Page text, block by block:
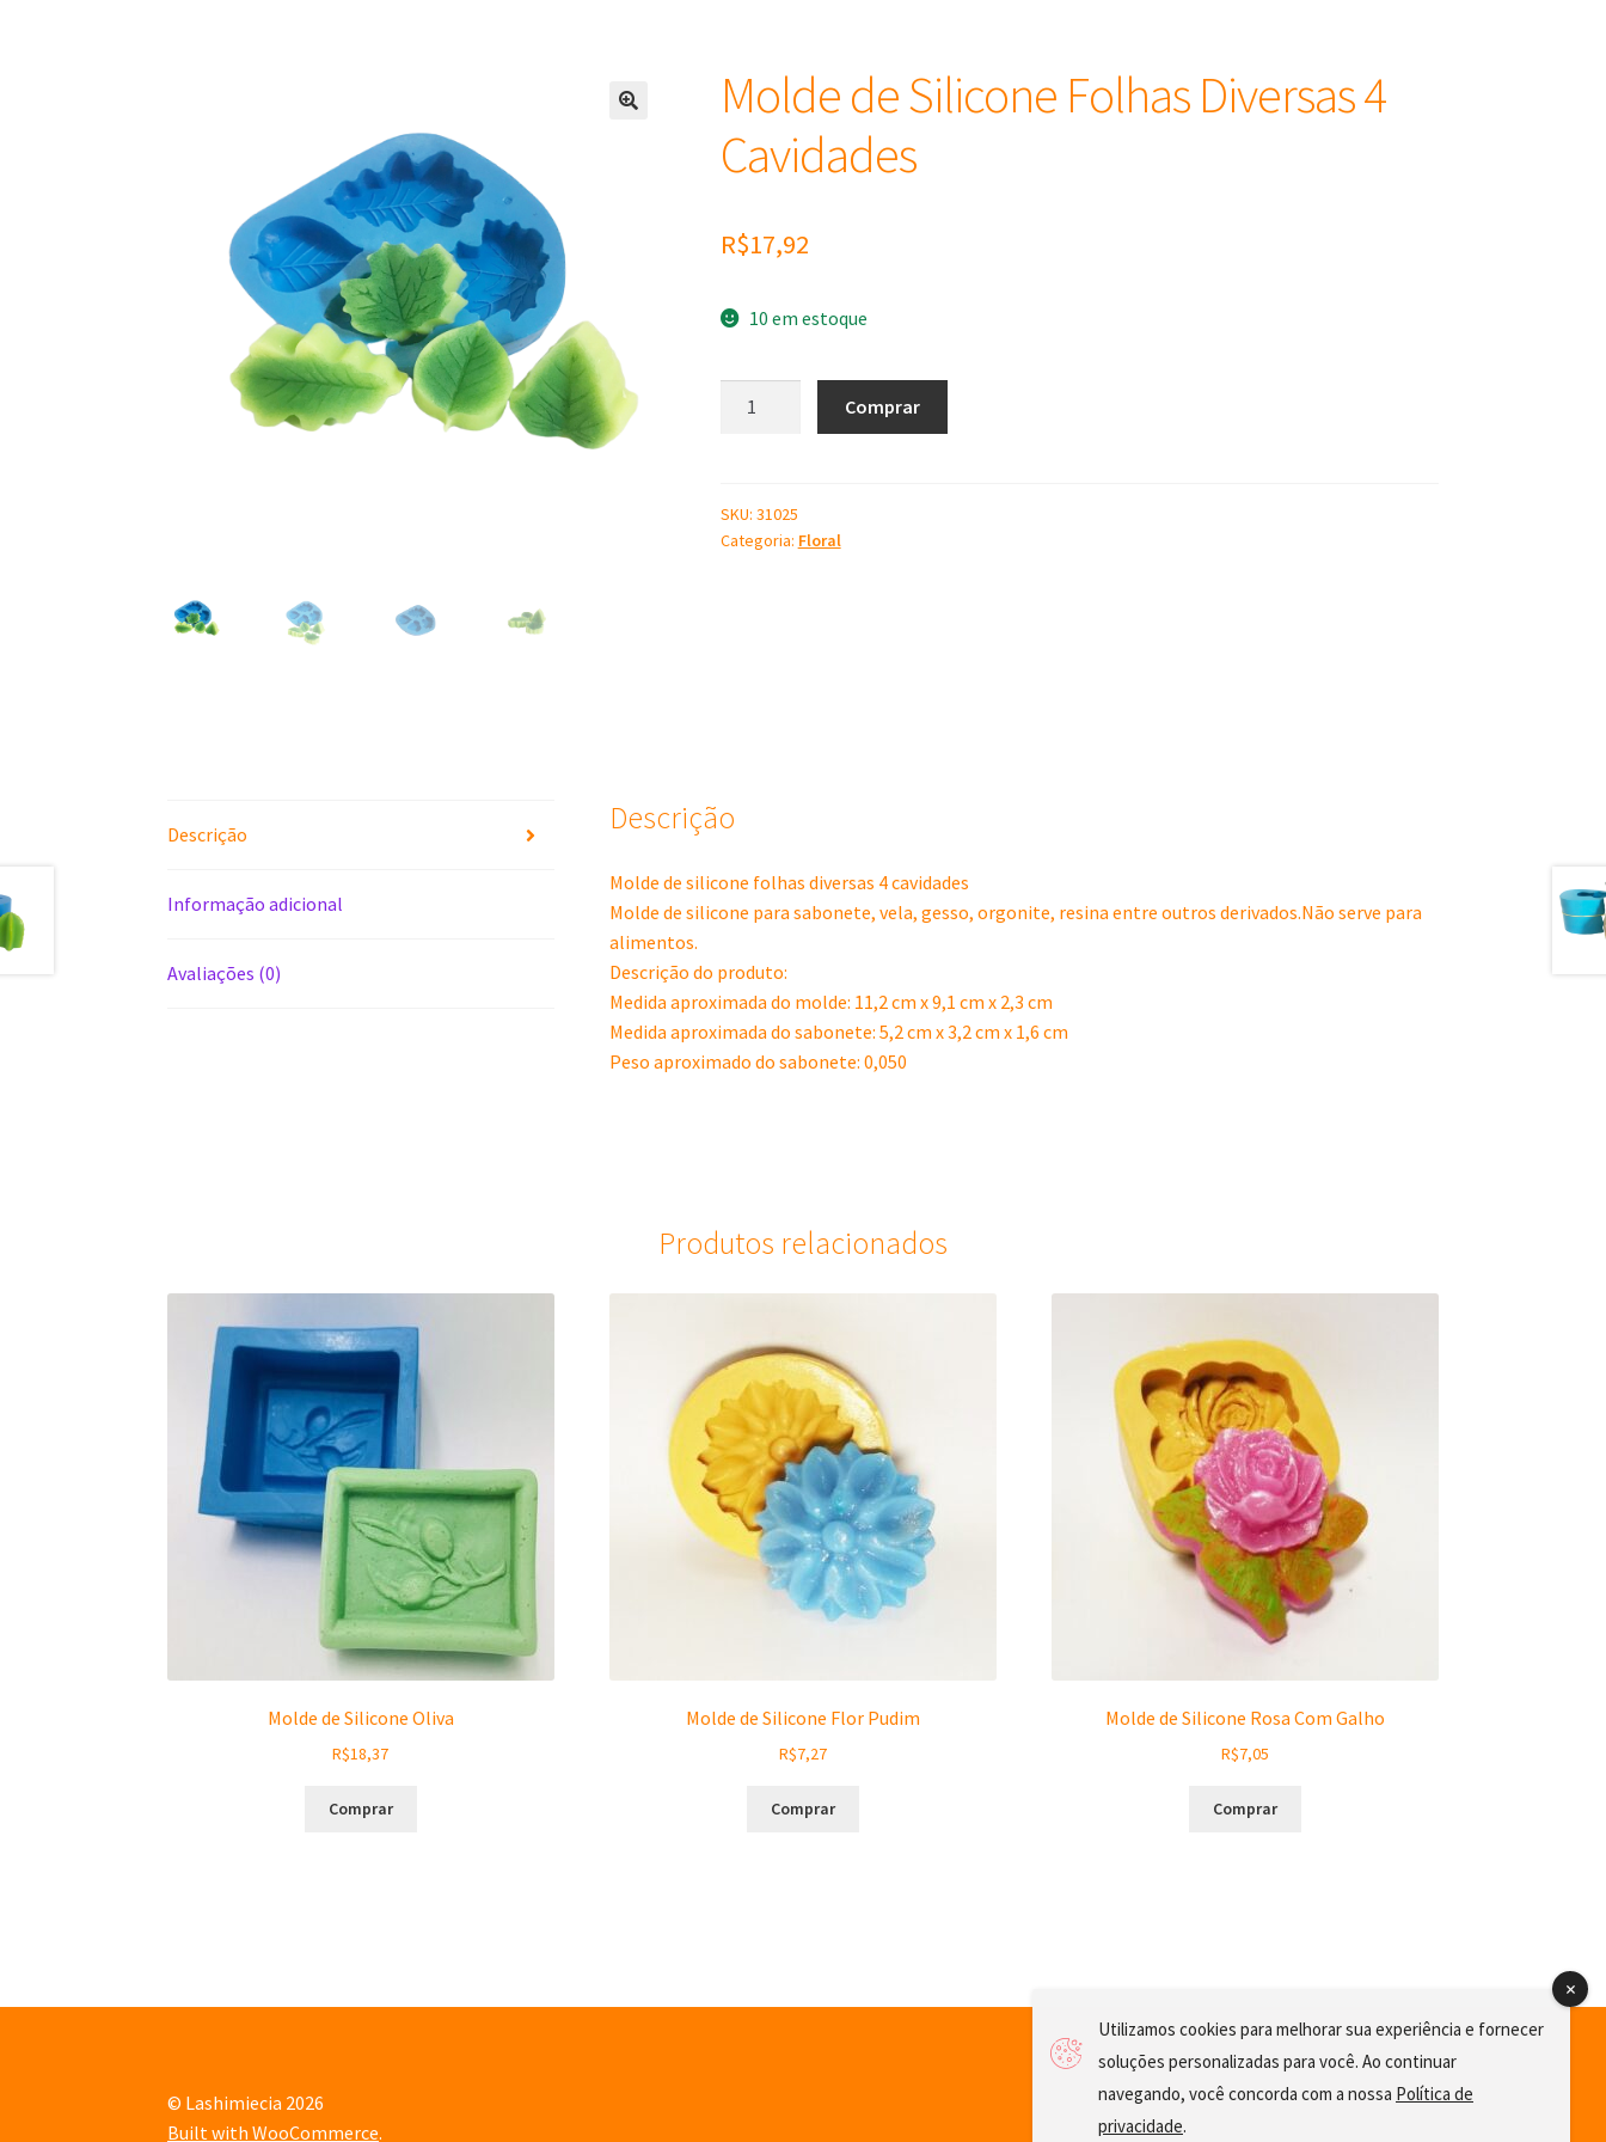
Molde de Silicone Folhas Diversas 4
Cavidades
R$17,92
10 em estoque
Diversas
4
Comprar
SKU: 31025
Categoria: Floral
Descrição
Informação adicional
Avaliações (0)
Descrição
Molde de silicone folhas diversas 4 cavidades
Molde de silicone para sabonete, vela, gesso, orgonite, resina entre outros derivados.Não serve para
alimentos.
Descrição do produto:
Medida aproximada do molde: 11,2 cm x 9,1 cm x 2,3 cm
Medida aproximada do sabonete: 5,2 cm x 3,2 cm x 1,6 cm
Peso aproximado do sabonete: 0,050
Produtos relacionados
Molde de Silicone Oliva
R$18,37
Comprar
Molde de Silicone Flor Pudim
R$7,27
Comprar
Molde de Silicone Rosa Com Galho
R$7,05
Comprar
© Lashimiecia 2026
Built with WooCommerce.
Utilizamos cookies para melhorar sua experiência e fornecer
soluções personalizadas para você. Ao continuar
navegando, você concorda com a nossa Política de
privacidade.